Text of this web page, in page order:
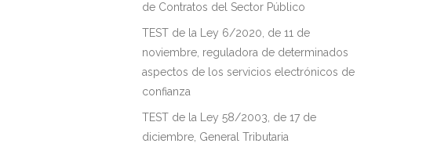
de Contratos del Sector Público
TEST de la Ley 6/2020, de 11 de
noviembre, reguladora de determinados
aspectos de los servicios electrónicos de
confianza
TEST de la Ley 58/2003, de 17 de
diciembre, General Tributaria